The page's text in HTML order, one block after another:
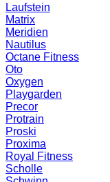
Laufstein
Matrix
Meridien
Nautilus
Octane Fitness
Oto
Oxygen
Playgarden
Precor
Protrain
Proski
Proxima
Royal Fitness
Scholle